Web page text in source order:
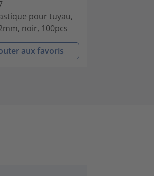
pour tuyau,
noir, 100pcs
aux favoris